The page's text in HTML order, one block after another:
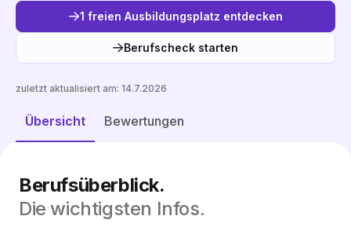
1 freien Ausbildungsplatz entdecken
Berufscheck starten
Übersicht Bewertungen
zuletzt aktualisiert am: 14.7.2026
Berufsüberblick.
Die wichtigsten Infos.